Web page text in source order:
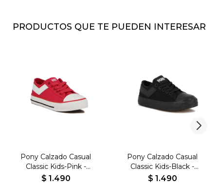
PRODUCTOS QUE TE PUEDEN INTERESAR
Pony Calzado Casual
Classic Kids-Pink -
Rosado
$ 1.490
Pony Calzado Casual
Classic Kids-Black -
Negro-Negro
$ 1.490